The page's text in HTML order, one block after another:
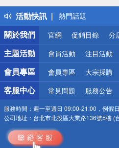
活動快訊
得獎公告
熱門話題
銀行優惠
偏遠地區配送
詐騙網頁！請小心
關於我們
官網 促銷目錄 分
主題活動 會員活動 注目活動
會員專區 會員專區 大宗採購
客服中心 常見問題 服務公告
服務時間： 週一至週日 09:00-21:00，例假
公司地址： 台北市北投區大業路136號5樓 (